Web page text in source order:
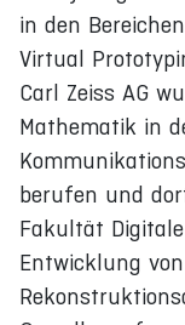
in den
Virtual
Carl Zeiss AG
Mathematik in
berufen und
Fakultät
Entwicklung